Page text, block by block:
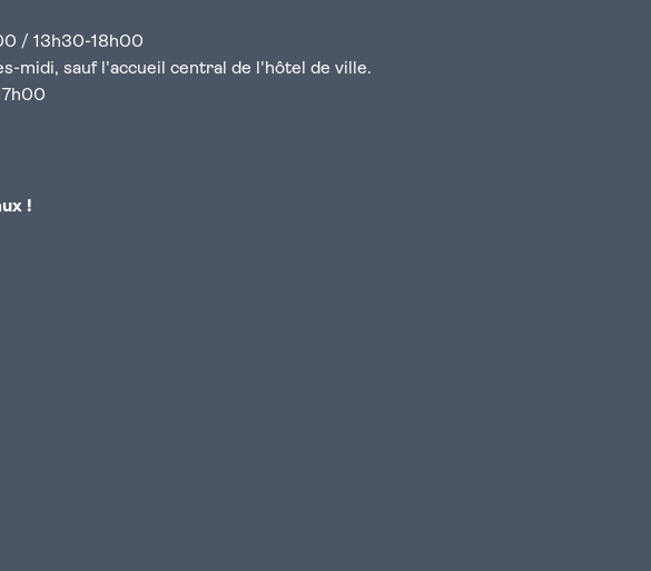
/ 13h30-18h00
midi, sauf l'accueil central de l'hôtel de ville.
!